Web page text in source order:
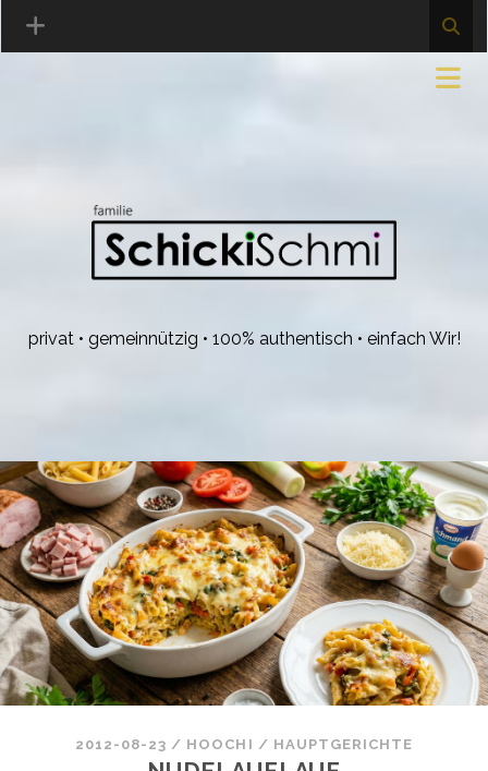
privat • gemeinnützig • 100% authentisch • einfach Wir!
2012-08-23 / HOOCHI / HAUPTGERICHTE